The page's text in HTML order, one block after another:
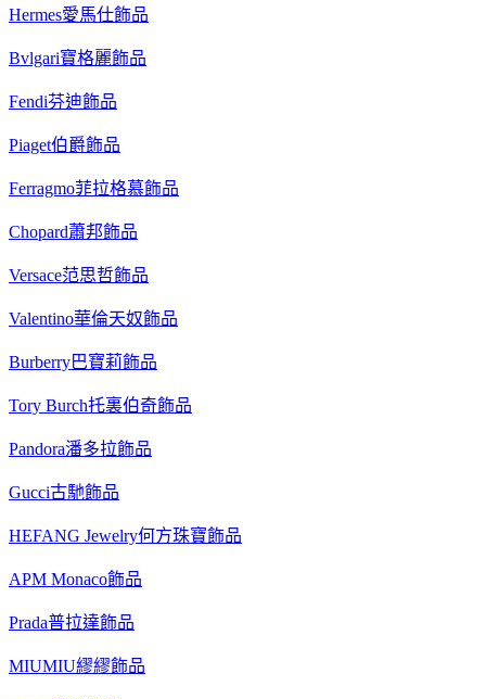
Hermes愛馬仕飾品
Bvlgari寶格麗飾品
Fendi芬迪飾品
Piaget伯爵飾品
Ferragmo菲拉格慕飾品
Chopard蕭邦飾品
Versace范思哲飾品
Valentino華倫天奴飾品
Burberry巴寶莉飾品
Tory Burch托裏伯奇飾品
Pandora潘多拉飾品
Gucci古馳飾品
HEFANG Jewelry何方珠寶飾品
APM Monaco飾品
Prada普拉達飾品
MIUMIU繆繆飾品